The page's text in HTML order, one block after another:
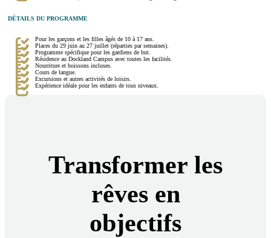
DÉTAILS DU PROGRAMME
Pour les garçons et les filles âgés de 10 à 17 ans.
Places du 29 juin au 27 juillet (réparties par semaines).
Programme spécifique pour les gardiens de but.
Résidence au Dockland Campus avec toutes les facilités.
Nourriture et boissons incluses.
Cours de langue.
Excursions et autres activités de loisirs.
Expérience idéale pour les enfants de tous niveaux.
Transformer les
rêves en
objectifs